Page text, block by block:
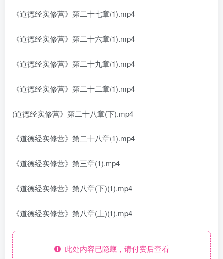
《道德经实修营》第二十七章(1).mp4
《道德经实修营》第二十六章(1).mp4
《道德经实修营》第二十九章(1).mp4
《道德经实修营》第二十二章(1).mp4
(道德经实修营》第二十八章(下).mp4
《道德经实修营》第二十八章(1).mp4
《道德经实修营》第三章(1).mp4
《道德经实修营》第八章(下)(1).mp4
《道德经实修营》第八章(上)(1).mp4
此处内容已隐藏，请付费后查看